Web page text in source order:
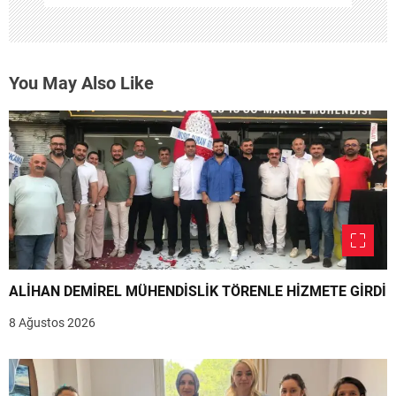
You May Also Like
ALİHAN DEMİREL MÜHENDİSLİK TÖRENLE HİZMETE GİRDİ
8 Ağustos 2026